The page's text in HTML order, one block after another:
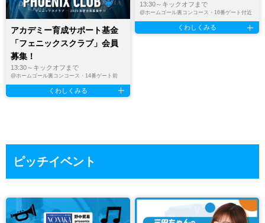
アカデミー育成サポート基金
「フェニックスクラブ」会員
募集！
13:30～キックオフまで
@ホームゴール裏コンコース・14番ゲート前
くわしくみる
13:30～キックオフまで
@ホームゴール裏コンコース・16番ゲート付近
くわしくみる
ピッチイベント